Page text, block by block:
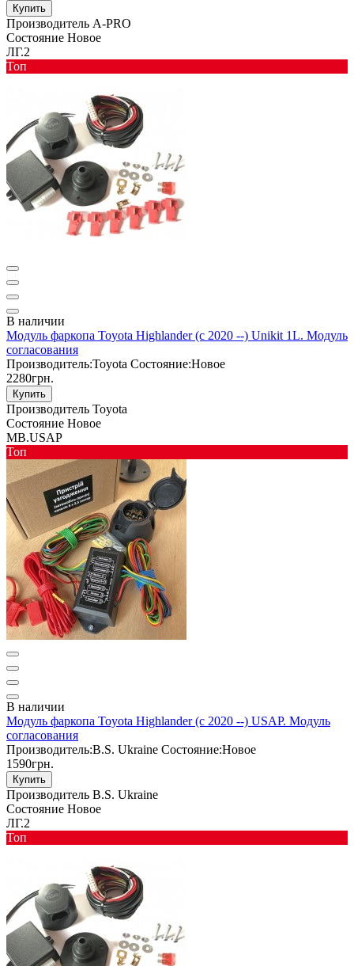
Купить
Производитель A-PRO
Состояние Новое
ЛГ.2
Toп
В наличии
Модуль фаркопа Toyota Highlander (с 2020 --) Unikit 1L. Модуль
согласования
Производитель:Toyota Состояние:Новое
2280грн.
Купить
Производитель Toyota
Состояние Новое
MB.USAP
Toп
В наличии
Модуль фаркопа Toyota Highlander (с 2020 --) USAP. Модуль
согласования
Производитель:B.S. Ukraine Состояние:Новое
1590грн.
Купить
Производитель B.S. Ukraine
Состояние Новое
ЛГ.2
Toп